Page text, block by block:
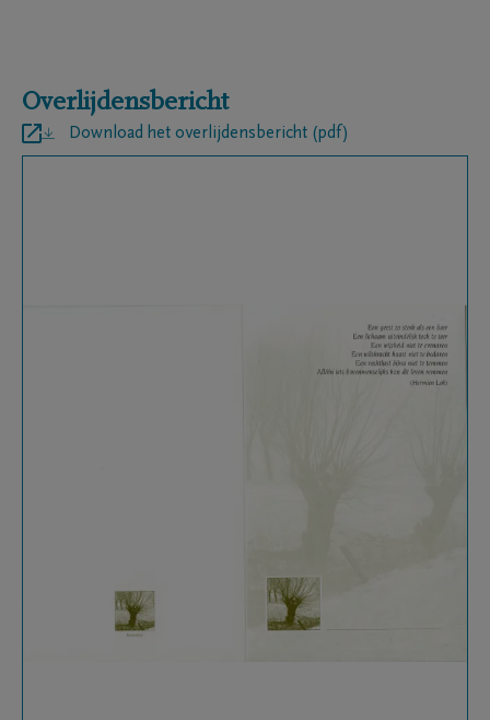
Overlijdensbericht
Download het overlijdensbericht (pdf)